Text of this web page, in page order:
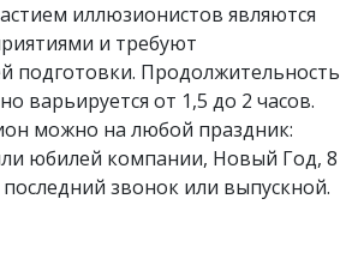
иллюзионистов являются
и требуют
подготовки. Продолжительность
варьируется от 1,5 до 2 часов.
можно на любой праздник:
юбилей компании, Новый Год, 8
звонок или выпускной.